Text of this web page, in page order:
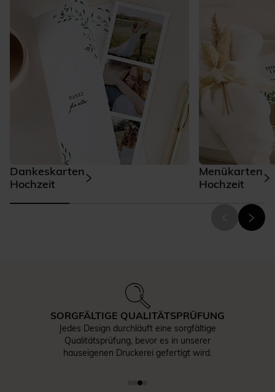
Dankeskarten
Hochzeit
Menükarten
Hochzeit
ERREICHBARER KUNDENSERVICE
Bei Fragen können Sie unseren
Kundenservice gerne per E-Mail
oder Telefon kontaktieren.